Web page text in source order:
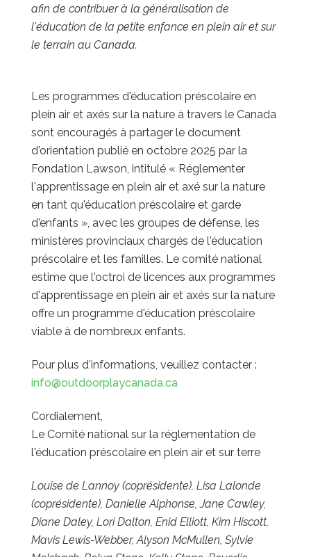
afin de contribuer à la généralisation de
l'éducation de la petite enfance en plein air et sur
le terrain au Canada.
Les programmes d'éducation préscolaire en
plein air et axés sur la nature à travers le Canada
sont encouragés à partager le document
d'orientation publié en octobre 2025 par la
Fondation Lawson, intitulé « Réglementer
l'apprentissage en plein air et axé sur la nature
en tant qu'éducation préscolaire et garde
d'enfants », avec les groupes de défense, les
ministères provinciaux chargés de l'éducation
préscolaire et les familles. Le comité national
estime que l'octroi de licences aux programmes
d'apprentissage en plein air et axés sur la nature
offre un programme d'éducation préscolaire
viable à de nombreux enfants.
Pour plus d'informations, veuillez contacter :
info@outdoorplaycanada.ca
Cordialement,
Le Comité national sur la réglementation de
l'éducation préscolaire en plein air et sur terre
Louise de Lannoy (coprésidente), Lisa Lalonde
(coprésidente), Danielle Alphonse, Jane Cawley,
Diane Daley, Lori Dalton, Enid Elliott, Kim Hiscott,
Mavis Lewis-Webber, Alyson McMullen, Sylvie